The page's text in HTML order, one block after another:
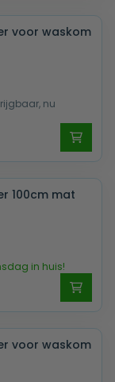
voor waskom
nu
100cm mat
in huis!
voor waskom